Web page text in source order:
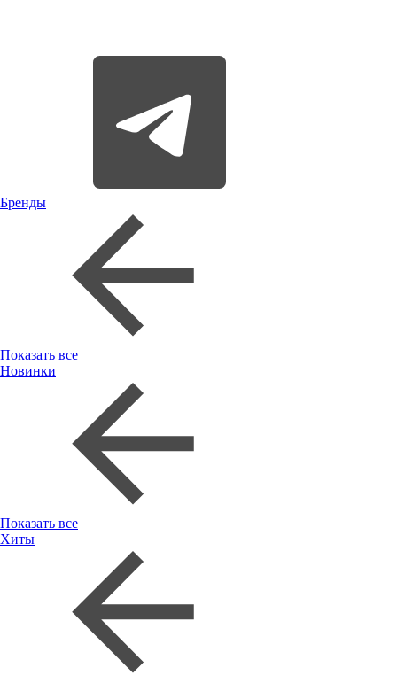
Бренды
Показать все
Новинки
Показать все
Хиты